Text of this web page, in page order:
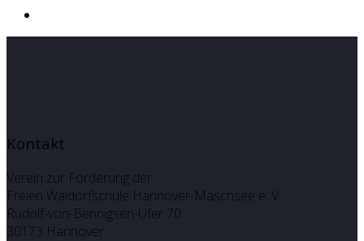
Kontakt
Verein zur Förderung der
Freien Waldorfschule Hannover-Maschsee e. V.
Rudolf-von-Bennigsen-Ufer 70
30173 Hannover